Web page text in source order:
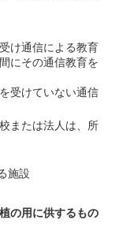
け通信による教育
にその通信教育を
受けていない通信
または法人は、所
施設
の用に供するもの